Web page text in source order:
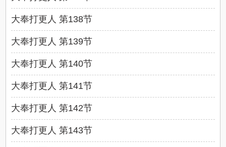
大奉打更人 第138节
大奉打更人 第139节
大奉打更人 第140节
大奉打更人 第141节
大奉打更人 第142节
大奉打更人 第143节